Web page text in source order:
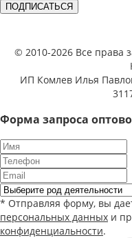
ПОДПИСАТЬСЯ
© 2010-2026 Все права
ИП Комлев Илья
Форма запроса
* Отправляя форму, вы
персональных данных и
конфиденциальности.